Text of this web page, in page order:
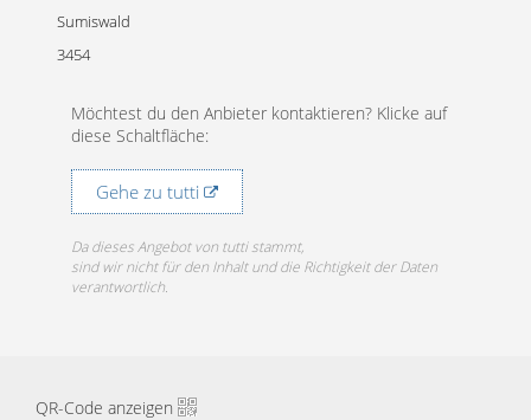
Sumiswald
3454
Möchtest du den Anbieter kontaktieren? Klicke auf
diese Schaltfläche:
Gehe zu tutti
Da dieses Angebot von tutti stammt,
sind wir nicht für den Inhalt und die Richtigkeit der Daten
verantwortlich.
QR-Code anzeigen